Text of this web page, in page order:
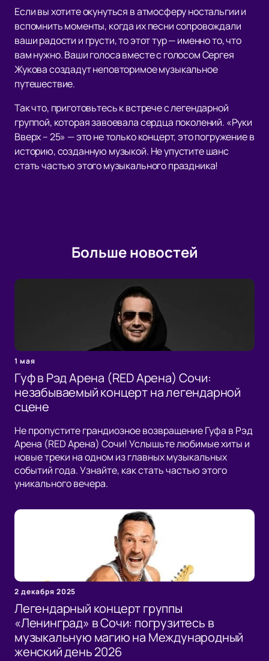
Если вы хотите окунуться в атмосферу ностальгии и
вспомнить моменты, когда их песни сопровождали
ваши радости и грусти, то этот тур — именно то, что
вам нужно. Ваши голоса вместе с голосом Сергея
Жукова создадут неповторимое музыкальное
путешествие.
Так что, приготовьтесь к встрече с легендарной
группой, которая завоевала сердца поколений. «Руки
Вверх – 25» — это не только концерт, это погружение в
историю, созданную музыкой. Не упустите шанс
стать частью этого музыкального праздника!
Больше новостей
1 мая
Гуф в Рэд Арена (RED Арена) Сочи:
незабываемый концерт на легендарной
сцене
Не пропустите грандиозное возвращение Гуфа в Рэд
Арена (RED Арена) Сочи! Услышьте любимые хиты и
новые треки на одном из главных музыкальных
событий года. Узнайте, как стать частью этого
уникального вечера.
2 декабря 2025
Легендарный концерт группы
«Ленинград» в Сочи: погрузитесь в
музыкальную магию на Международный
женский день 2026